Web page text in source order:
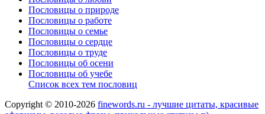
Пословицы о природе
Пословицы о работе
Пословицы о семье
Пословицы о сердце
Пословицы о труде
Пословицы об осени
Пословицы об учебе
Список всех тем пословиц
Copyright © 2010-2026 finewords.ru - лучшие цитаты, красивые